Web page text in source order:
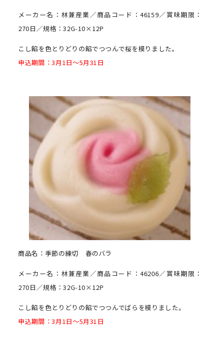
メーカー名：林兼産業／商品コード：46159／賞味期限：
270日／規格：32G-10×12P
こし餡を色とりどりの餡でつつんで桜を模りました。
申込期間：3月1日～5月31日
商品名：季節の練切 春のバラ
メーカー名：林兼産業／商品コード：46206／賞味期限：
270日／規格：32G-10×12P
こし餡を色とりどりの餡でつつんでばらを模りました。
申込期間：3月1日～5月31日